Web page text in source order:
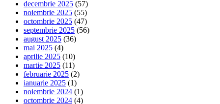
decembrie 2025 (57)
noiembrie 2025 (55)
octombrie 2025 (47)
septembrie 2025 (56)
august 2025 (36)
mai 2025 (4)
aprilie 2025 (10)
martie 2025 (11)
februarie 2025 (2)
ianuarie 2025 (1)
noiembrie 2024 (1)
octombrie 2024 (4)